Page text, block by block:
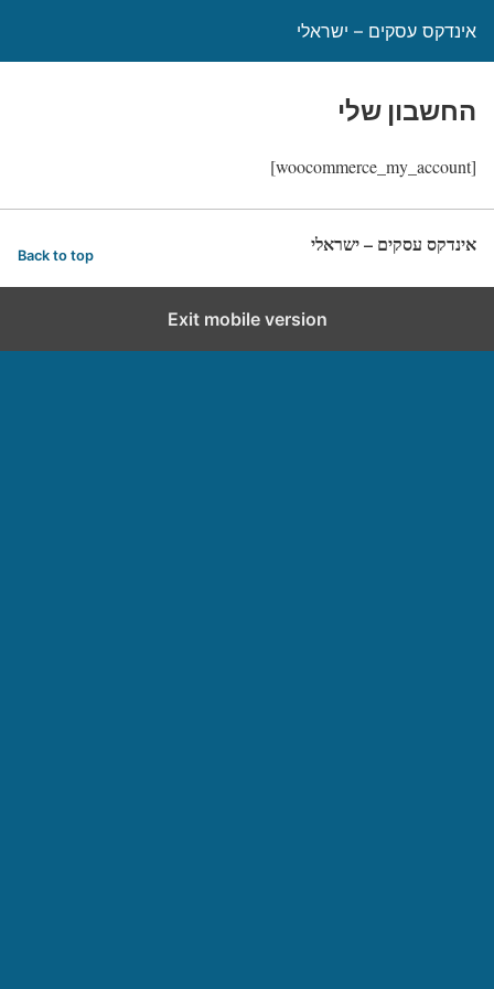
אינדקס עסקים – ישראלי
החשבון שלי
[woocommerce_my_account]
אינדקס עסקים – ישראלי Back to top
Exit mobile version